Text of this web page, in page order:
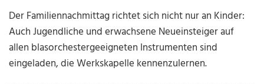
Der Familiennachmittag richtet sich nicht nur an Kinder:
Auch Jugendliche und erwachsene Neueinsteiger auf
allen blasorchestergeeigneten Instrumenten sind
eingeladen, die Werkskapelle kennenzulernen.